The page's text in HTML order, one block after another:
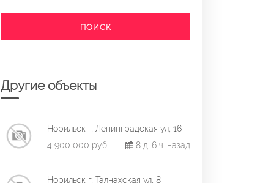
ПОИСК
Другие объекты
Норильск г, Ленинградская ул, 16
4 900 000 руб.
8 д. 6 ч. назад
Норильск г, Талнахская ул, 8